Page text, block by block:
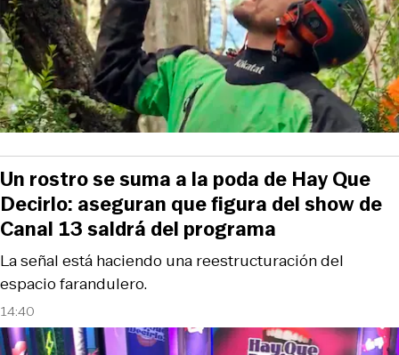
14:40
La señal está haciendo una reestructuración del
espacio farandulero.
Un rostro se suma a la poda de Hay Que
Decirlo: aseguran que figura del show de
Canal 13 saldrá del programa